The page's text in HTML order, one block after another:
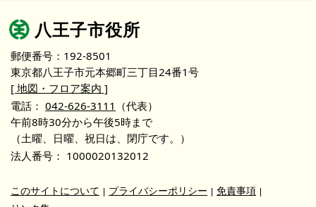
八王子市役所
郵便番号：192-8501
東京都八王子市元本郷町三丁目24番1号
[ 地図・フロア案内 ]
電話： 042-626-3111 （代表）
午前8時30分から午後5時まで
（土曜、日曜、祝日は、閉庁です。）
法人番号： 1000020132012
このサイトについて プライバシーポリシー
免責事項